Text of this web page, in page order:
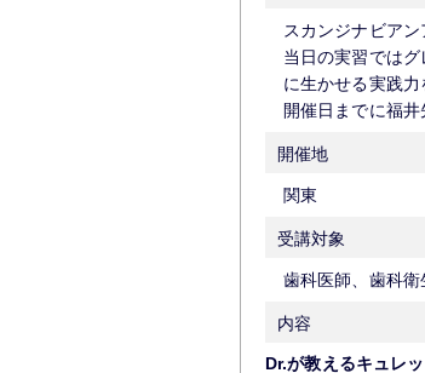
スカンジナビアン
当日の実習では
に生かせる実践力
開催日までに福
開催地
関東
受講対象
歯科医師、歯科衛
内容
Dr.が教えるキュレ